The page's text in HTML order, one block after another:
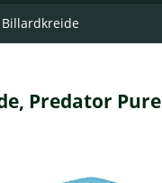
Billardkreide
Predator Pure